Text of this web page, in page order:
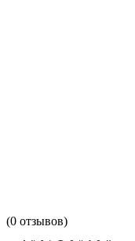
(0 отзывов)